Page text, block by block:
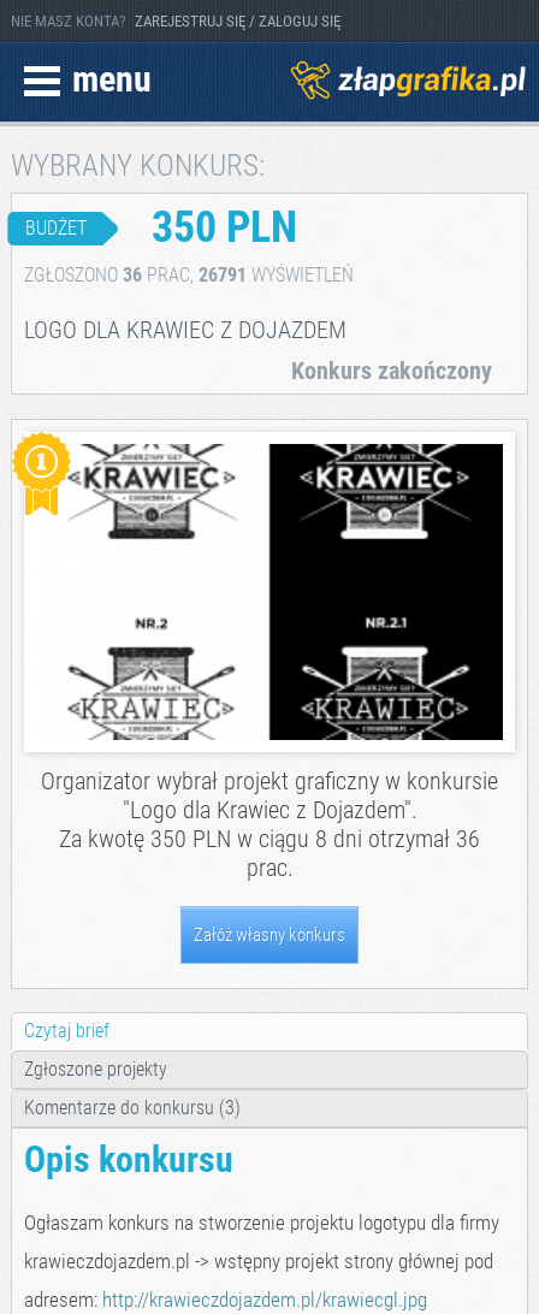
NIE MASZ KONTA? ZAREJESTRUJ SIĘ / ZALOGUJ SIĘ
menu
WYBRANY KONKURS:
BUDŻET 350 PLN
ZGŁOSZONO 36PRAC, 26791 WYŚWIETLEŃ
LOGO DLA KRAWIEC Z DOJAZDEM
Konkurs zakończony
Organizator wybrał projekt graficzny w konkursie
"Logo dla Krawiec z Dojazdem".
Za kwotę 350 PLN w ciągu 8 dni otrzymał 36
prac.
Załóż własny konkurs
Czytaj brief
Zgłoszone projekty
Komentarze do konkursu (3)
Opis konkursu
Ogłaszam konkurs na stworzenie projektu logotypu dla firmy
krawieczdojazdem.pl -> wstępny projekt strony głównej pod
adresem: http://krawieczdojazdem.pl/krawiecgl.jpg